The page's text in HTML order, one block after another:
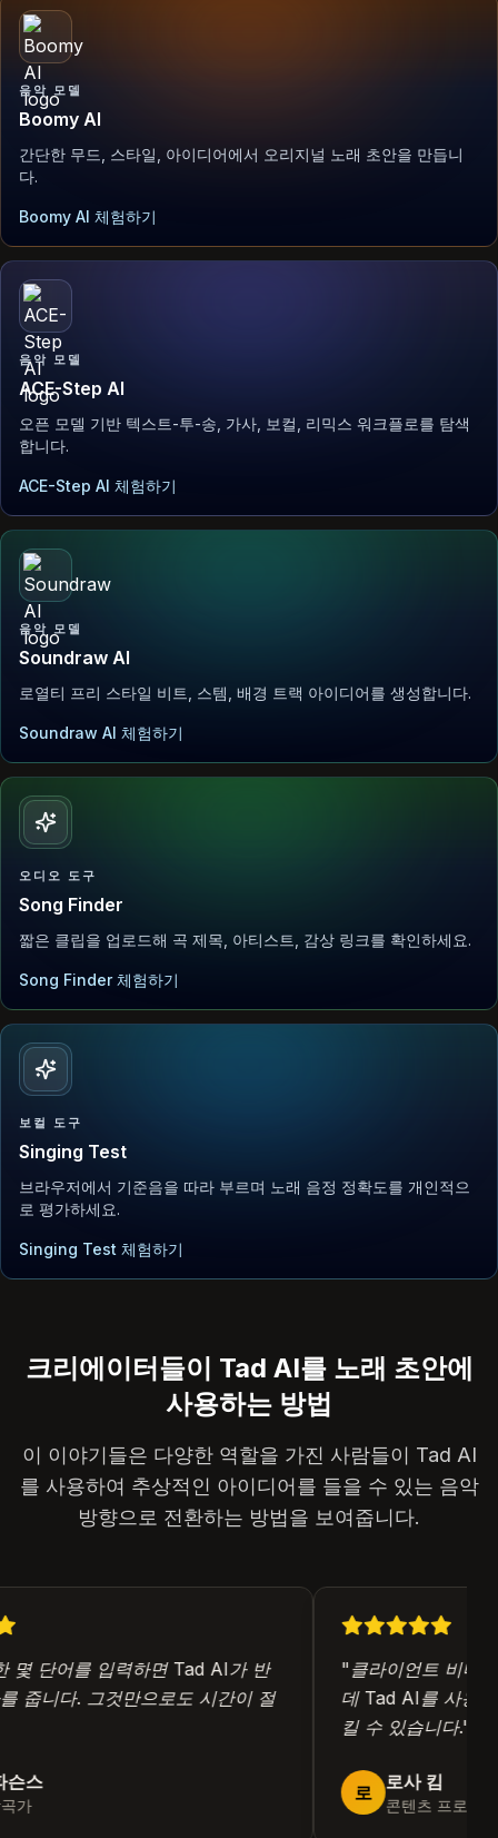
음악 모델
Boomy AI
간단한 무드, 스타일, 아이디어에서 오리지널 노래 초안을 만듭니
다.
Boomy AI 체험하기
음악 모델
ACE-Step AI
오픈 모델 기반 텍스트-투-송, 가사, 보컬, 리믹스 워크플로를 탐색
합니다.
ACE-Step AI 체험하기
음악 모델
Soundraw AI
로열티 프리 스타일 비트, 스템, 배경 트랙 아이디어를 생성합니다.
Soundraw AI 체험하기
오디오 도구
Song Finder
짧은 클립을 업로드해 곡 제목, 아티스트, 감상 링크를 확인하세요.
Song Finder 체험하기
보컬 도구
Singing Test
브라우저에서 기준음을 따라 부르며 노래 음정 정확도를 개인적으
로 평가하세요.
Singing Test 체험하기
크리에이터들이 Tad AI를 노래 초안에
사용하는 방법
이 이야기들은 다양한 역할을 가진 사람들이 Tad AI
를 사용하여 추상적인 아이디어를 들을 수 있는 음악
방향으로 전환하는 방법을 보여줍니다.
단어를 입력하면 Tad AI가 반
줍니다. 그것만으로도 시간이 절
스
클라이언트 비디오
데 Tad AI를 사용합
킬 수 있습니다."
로 로사 킴
콘텐츠 프로듀서